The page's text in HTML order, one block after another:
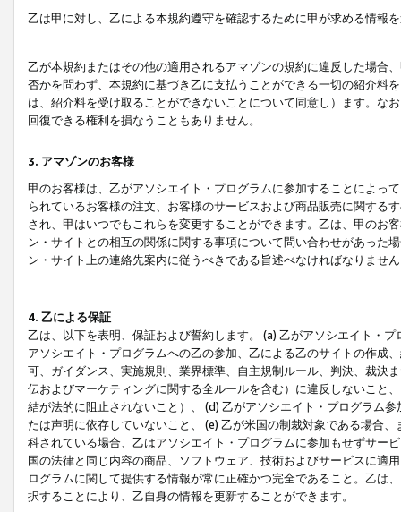
乙は甲に対し、乙による本規約遵守を確認するために甲が求める情報
乙が本規約またはその他の適用されるアマゾンの規約に違反した場合
否かを問わず、本規約に基づき乙に支払うことができる一切の紹介料
は、紹介料を受け取ることができないことについて同意し）ます。な
回復できる権利を損なうこともありません。
3. アマゾンのお客様
甲のお客様は、乙がアソシエイト・プログラムに参加することによっ
られているお客様の注文、お客様のサービスおよび商品販売に関する
され、甲はいつでもこれらを変更することができます。乙は、甲のお
ン・サイトとの相互の関係に関する事項について問い合わせがあった
ン・サイト上の連絡先案内に従うべきである旨述べなければなりませ
4. 乙による保証
乙は、以下を表明、保証および誓約します。 (a) 乙がアソシエイト・
アソシエイト・プログラムへの乙の参加、乙による乙のサイトの作成
可、ガイダンス、実施規則、業界標準、自主規制ルール、判決、裁決
伝およびマーケティングに関する全ルールを含む）に違反しないこと
結が法的に阻止されないこと）、 (d) 乙がアソシエイト・プログラム
たは声明に依存していないこと、 (e) 乙が米国の制裁対象である場合
科されている場合、乙はアソシエイト・プログラムに参加もせずサー
国の法律と同じ内容の商品、ソフトウェア、技術およびサービスに適
ログラムに関して提供する情報が常に正確かつ完全であること。乙は
択することにより、乙自身の情報を更新することができます。